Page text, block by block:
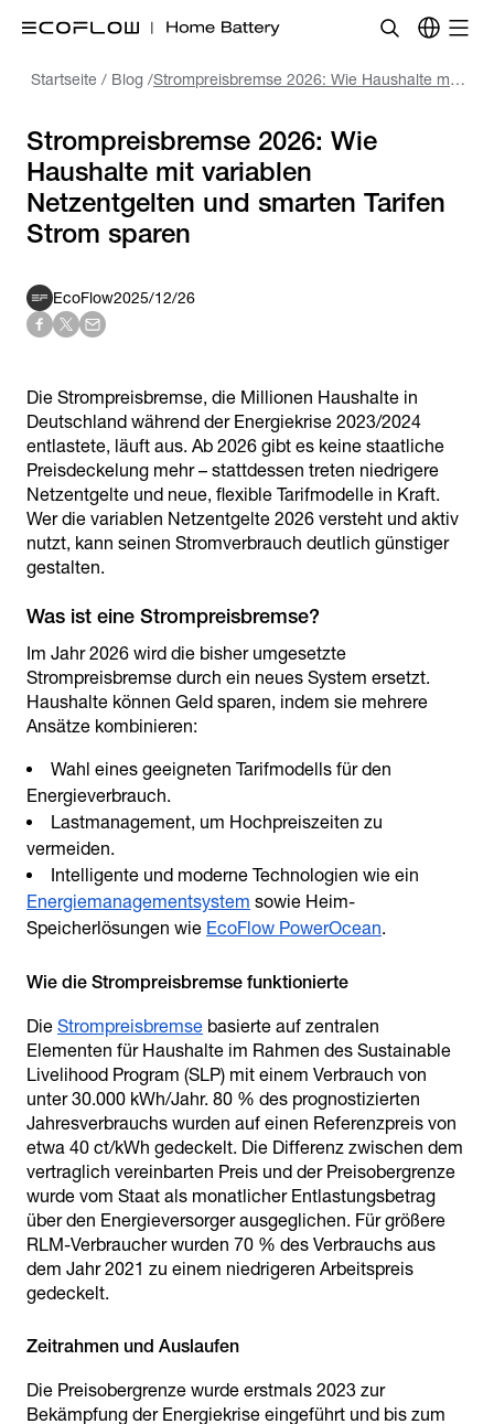
Startseite / Blog / Strompreisbremse 2026: Wie Haushalte mit variablen Netzentgelten und smarten Tarifen Strom sparen
Strompreisbremse 2026: Wie
Haushalte mit variablen
Netzentgelten und smarten Tarifen
Strom sparen
EcoFlow2025/12/26
Die Strompreisbremse, die Millionen Haushalte in
Deutschland während der Energiekrise 2023/2024
entlastete, läuft aus. Ab 2026 gibt es keine staatliche
Preisdeckelung mehr – stattdessen treten niedrigere
Netzentgelte und neue, flexible Tarifmodelle in Kraft.
Wer die variablen Netzentgelte 2026 versteht und aktiv
nutzt, kann seinen Stromverbrauch deutlich günstiger
gestalten.
Im Jahr 2026 wird die bisher umgesetzte
Strompreisbremse durch ein neues System ersetzt.
Haushalte können Geld sparen, indem sie mehrere
Ansätze kombinieren:
Wahl eines geeigneten Tarifmodells für den
Energieverbrauch.
Lastmanagement, um Hochpreiszeiten zu
vermeiden.
Intelligente und moderne Technologien wie ein
Energiemanagementsystem sowie Heim-
Speicherlösungen wie EcoFlow PowerOcean.
Die Strompreisbremse basierte auf zentralen
Elementen für Haushalte im Rahmen des Sustainable
Livelihood Program (SLP) mit einem Verbrauch von
unter 30.000 kWh/Jahr. 80 % des prognostizierten
Jahresverbrauchs wurden auf einen Referenzpreis von
etwa 40 ct/kWh gedeckelt. Die Differenz zwischen dem
vertraglich vereinbarten Preis und der Preisobergrenze
wurde vom Staat als monatlicher Entlastungsbetrag
über den Energieversorger ausgeglichen. Für größere
RLM-Verbraucher wurden 70 % des Verbrauchs aus
dem Jahr 2021 zu einem niedrigeren Arbeitspreis
gedeckelt.
Die Preisobergrenze wurde erstmals 2023 zur
Bekämpfung der Energiekrise eingeführt und bis zum